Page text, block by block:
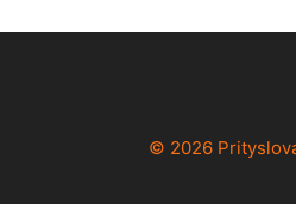
© 2026